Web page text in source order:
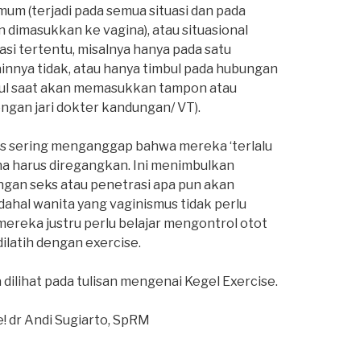
(terjadi pada semua situasi dan pada
dimasukkan ke vagina), atau situasional
tertentu, misalnya hanya pada satu
tidak, atau hanya timbul pada hubungan
saat akan memasukkan tampon atau
jari dokter kandungan/ VT).
sering menganggap bahwa mereka ‘terlalu
harus diregangkan. Ini menimbulkan
seks atau penetrasi apa pun akan
wanita yang vaginismus tidak perlu
justru perlu belajar mengontrol otot
dengan exercise.
pada tulisan mengenai Kegel Exercise.
dr Andi Sugiarto, SpRM